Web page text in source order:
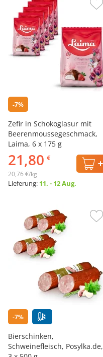
-7%
Zefir in Schokoglasur mit
Beerenmoussegeschmack,
Laima, 6 х 175 g
21,80 €
20,76 €/kg
Lieferung: 11. - 12 Aug.
-7%
Bierschinken,
Schweinefleisch, Posylka.de,